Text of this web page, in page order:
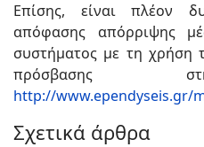
Επίσης, είναι πλέον
απόφασης απόρριψης
συστήματος με τη χρήση
πρόσβασης
http://www.ependyseis.gr/
Σχετικά άρθρα